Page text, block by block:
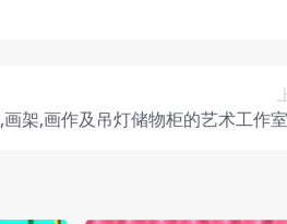
架,画作及吊灯储物柜的艺术工作